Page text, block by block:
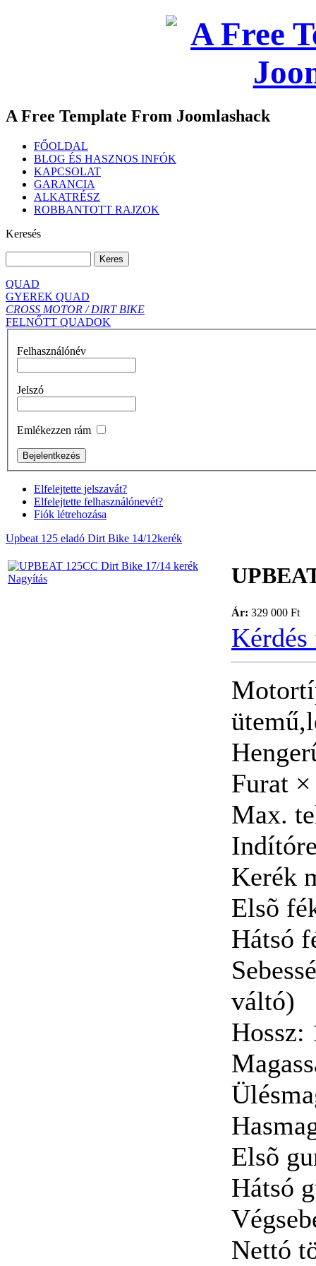
A Free Template From Joomlashack
FŐOLDAL
BLOG ÉS HASZNOS INFÓK
KAPCSOLAT
GARANCIA
ALKATRÉSZ
ROBBANTOTT RAJZOK
Keresés
QUAD
GYEREK QUAD
CROSS MOTOR / DIRT BIKE
FELNŐTT QUADOK
Felhasználónév
Jelszó
Emlékezzen rám
Elfelejtette jelszavát?
Elfelejtette felhasználónevét?
Fiók létrehozása
Upbeat 125 eladó Dirt Bike 14/12kerék
Nagyítás
Ár: 329 000 Ft
Furat
Max.
Kerék
Elsõ
Hátsó
váltó)
Hossz:
Elsõ
Hátsó
Nettó